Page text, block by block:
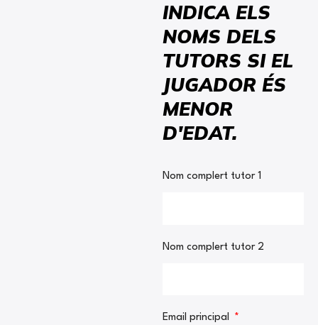
INDICA ELS
NOMS DELS
TUTORS SI EL
JUGADOR ÉS
MENOR
D'EDAT.
Nom complert tutor 1
Nom complert tutor 2
Email principal